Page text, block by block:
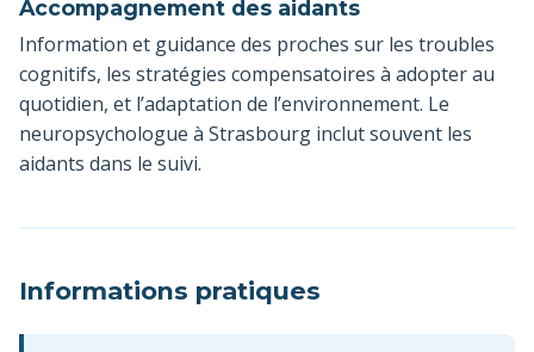
Accompagnement des aidants
Information et guidance des proches sur les troubles
cognitifs, les stratégies compensatoires à adopter au
quotidien, et l’adaptation de l’environnement. Le
neuropsychologue à Strasbourg inclut souvent les
aidants dans le suivi.
Informations pratiques